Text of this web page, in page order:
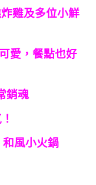
雞及多位小鮮
愛，餐點也好
銷魂
風小火鍋